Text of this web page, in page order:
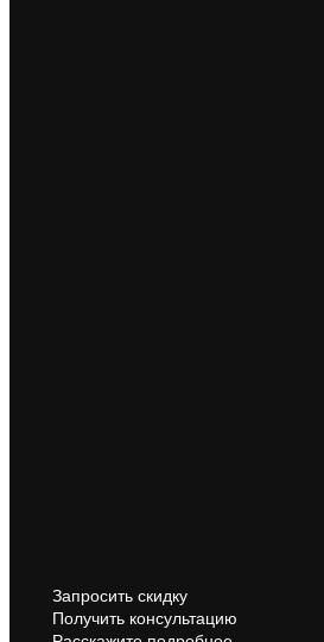
Запросить скидку
Получить консультацию